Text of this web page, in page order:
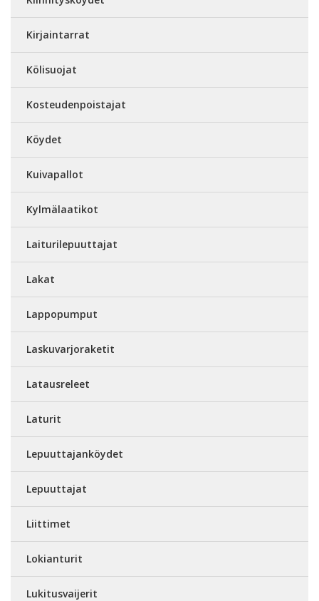
Kirjaintarrat
Kölisuojat
Kosteudenpoistajat
Köydet
Kuivapallot
Kylmälaatikot
Laiturilepuuttajat
Lakat
Lappopumput
Laskuvarjoraketit
Latausreleet
Laturit
Lepuuttajanköydet
Lepuuttajat
Liittimet
Lokianturit
Lukitusvaijerit